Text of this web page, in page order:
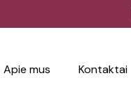
Apie mus Kontaktai